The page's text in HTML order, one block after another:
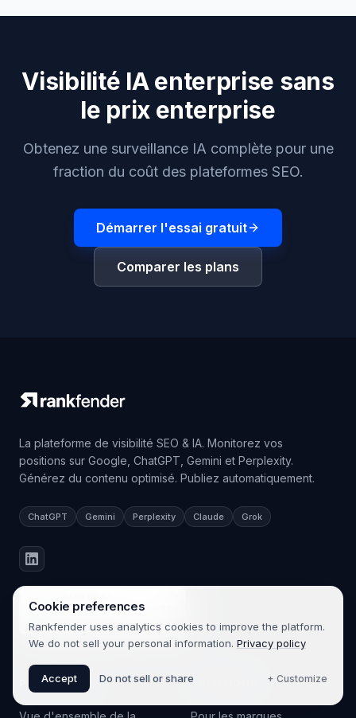
Visibilité IA enterprise sans
le prix enterprise
Obtenez une surveillance IA complète pour une
fraction du coût des plateformes SEO.
Démarrer l'essai gratuit
Comparer les plans
La plateforme de visibilité SEO & IA. Monitorez vos
positions sur Google, ChatGPT, Gemini et Perplexity.
Générez du contenu optimisé. Publiez automatiquement.
ChatGPT Gemini Perplexity Claude Grok
PLATEFORME SOLUTIONS
Cookie preferences
Rankfender uses analytics cookies to improve the platform.
We do not sell your personal information. Privacy policy
Accept Do not sell or share + Customize